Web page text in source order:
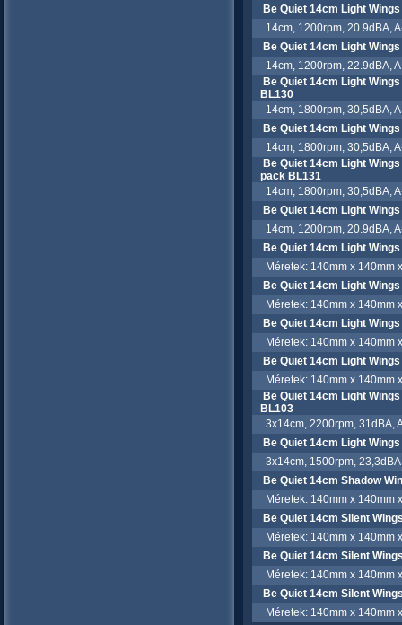
Be Quiet 14cm Light
14cm, 1200rpm, 20.9dBA,
Be Quiet 14cm Light
14cm, 1200rpm, 22.9dBA,
Be Quiet 14cm Light
BL130
14cm, 1800rpm, 30,5dBA,
Be Quiet 14cm Light
14cm, 1800rpm, 30,5dBA,
Be Quiet 14cm Light
pack BL131
14cm, 1800rpm, 30,5dBA,
Be Quiet 14cm Light
14cm, 1200rpm, 20.9dBA,
Be Quiet 14cm Light
Méretek: 140mm x 140mm
Be Quiet 14cm Light
Méretek: 140mm x 140mm
Be Quiet 14cm Light
Méretek: 140mm x 140mm
Be Quiet 14cm Light
Méretek: 140mm x 140mm
Be Quiet 14cm Light
BL103
3x14cm, 2200rpm, 31dBA,
Be Quiet 14cm Light
3x14cm, 1500rpm,
Be Quiet 14cm Shadow
Méretek: 140mm x 140mm
Be Quiet 14cm Silent
Méretek: 140mm x 140mm
Be Quiet 14cm Silent
Méretek: 140mm x 140mm
Be Quiet 14cm Silent
Méretek: 140mm x 140mm